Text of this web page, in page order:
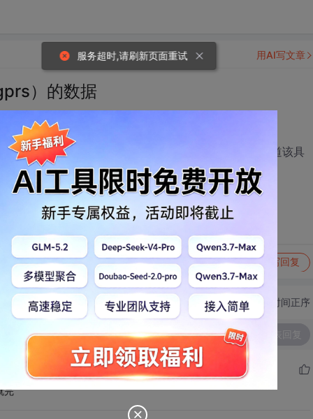
）的数据
运行情况，把这些数据在一定时间内传到主机，不知道该具
以下代码，谢谢！
转发到动态 举报 写回复
用AI写文章
切换为时间正序
完
服务超时,请刷新页面重试